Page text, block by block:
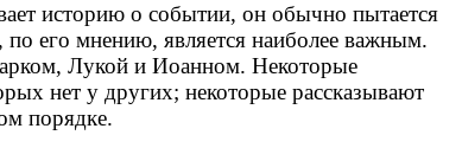
историю о событии, он обычно пытается
по его мнению, является наиболее важным.
Лукой и Иоанном. Некоторые
нет у других; некоторые рассказывают
порядке.